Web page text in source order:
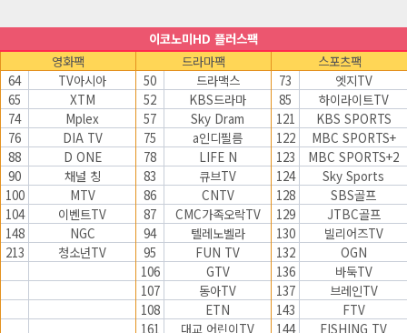
이코노미HD 플러스팩
영화팩
드라마팩
스포츠팩
64
TV아시아 50 드라맥스 73
엣지TV
65
XTM 52 KBS드라마 85
하이라이트TV
74
Mplex 57 Sky Dram 121
KBS SPORTS
76
DIA TV 75 a인디필름 122
MBC SPORTS+
88
D ONE 78 LIFE N 123
MBC SPORTS+2
90
채널 칭 83 큐브TV 124
Sky Sports
100
MTV 86 CNTV 128
SBS골프
104
이벤트TV 87 CMC가족오락TV 129
JTBC골프
148
NGC 94 텔레노벨라 130
빌리어즈TV
213
청소년TV 95 FUN TV 132
OGN
106
GTV 136
바둑TV
107
동아TV 137
브레인TV
108
ETN 143
FTV
161
대교 어린이TV 144
FISHING TV